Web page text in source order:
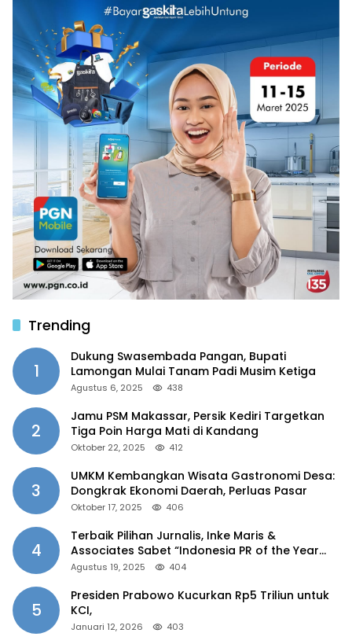
Trending
1
Dukung Swasembada Pangan, Bupati
Lamongan Mulai Tanam Padi Musim Ketiga
Agustus 6, 2025 438
2
Jamu PSM Makassar, Persik Kediri Targetkan
Tiga Poin Harga Mati di Kandang
Oktober 22, 2025 412
3
UMKM Kembangkan Wisata Gastronomi Desa:
Dongkrak Ekonomi Daerah, Perluas Pasar
Oktober 17, 2025 406
4
Terbaik Pilihan Jurnalis, Inke Maris &
Associates Sabet “Indonesia PR of the Year
2025”
Agustus 19, 2025 404
5
Presiden Prabowo Kucurkan Rp5 Triliun untuk
KCI,
Januari 12, 2026 403